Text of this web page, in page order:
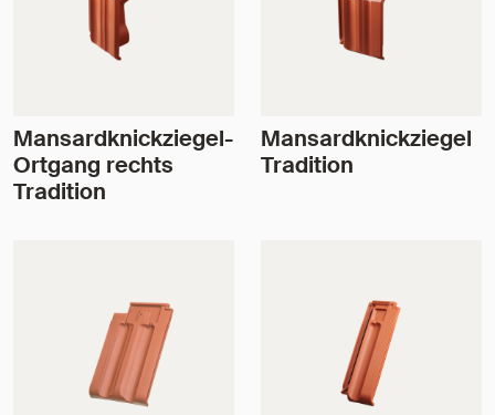
Mansardknickziegel-
Ortgang rechts
Tradition
Mansardknickziegel
Tradition